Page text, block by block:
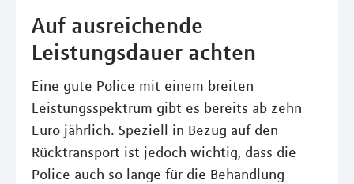
Auf ausreichende
Leistungsdauer achten
Eine gute Police mit einem breiten
Leistungsspektrum gibt es bereits ab zehn
Euro jährlich. Speziell in Bezug auf den
Rücktransport ist jedoch wichtig, dass die
Police auch so lange für die Behandlung